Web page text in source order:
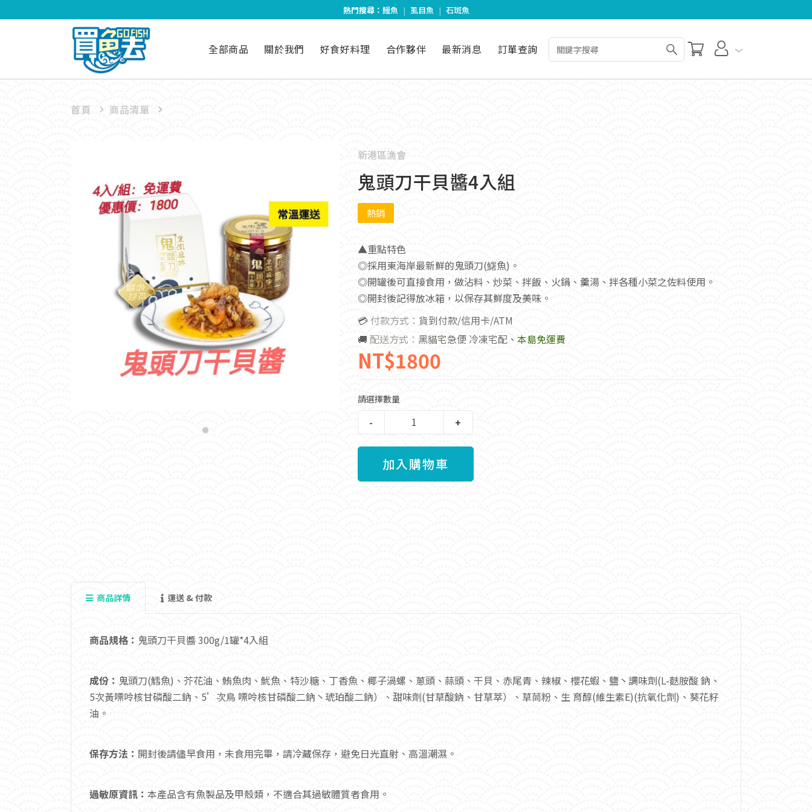
熱門搜尋： 鰻魚 | 虱目魚 | 石斑魚
全部商品 關於我們 好食好料理 合作夥伴 最新消息 訂單查詢
首頁 商品清單
新港區漁會
鬼頭刀干貝醬4入組
熱銷
▲重點特色
◎採用東海岸最新鮮的鬼頭刀(鱰魚)。
◎開罐後可直接食用，做沾料、炒菜、拌飯、火鍋、羹湯、拌各種小菜之佐料使用。
◎開封後記得放冰箱，以保存其鮮度及美味。
💳 付款方式： 貨到付款/信用卡/ATM
🚚 配送方式： 黑貓宅急便 冷凍宅配 、 本島免運費
NT$1800
請選擇數量
- +
商品詳情 運送 & 付款
商品規格： 鬼頭刀干貝醬 300g/1罐*4入組
成份： 鬼頭刀(鱈魚)、芥花油、鮪魚肉、魷魚、特沙糖、丁香魚、椰子渦螺、蔥頭、蒜頭、干貝、赤尾青、辣椒、櫻花蝦、鹽丶調味劑(L-麩胺酸 鈉、
5次黃嘌呤核甘磷酸二鈉、5’次鳥 嘌呤核甘磷酸二鈉丶琥珀酸二鈉）、甜味劑(甘草酸鈉、甘草萃）、草茼粉、生 育醇(維生素E)(抗氧化劑)、葵花籽
油。
保存方法： 開封後請儘早食用，未食用完畢，請冷藏保存，避免日光直射、高溫潮濕。
過敏原資訊： 本產品含有魚製品及甲殼類，不適合其過敏體質者食用。